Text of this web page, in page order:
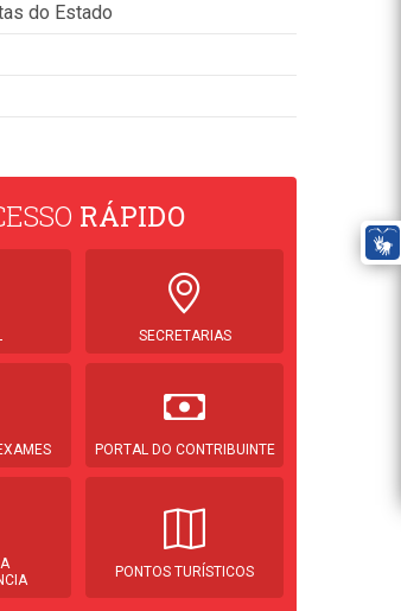
do Estado
RÁPIDO
SECRETARIAS
PORTAL DO CONTRIBUINTE
PONTOS TURÍSTICOS